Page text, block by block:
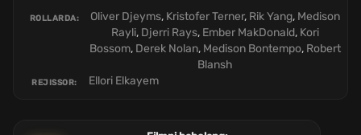
ROLLARDA: Oliver Djeyms, Kristofer Terner, Rik Yang, Medison
Rayli, Djerri Rays, Ember MakDonald, Kori
Bossom, Derek Nolan, Medison Bontempo, Robert
Blansh
REJISSOR: Ellori Elkayem